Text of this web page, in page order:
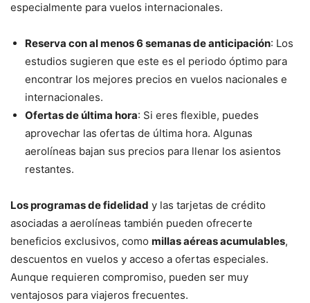
especialmente para vuelos internacionales.
Reserva con al menos 6 semanas de anticipación: Los
estudios sugieren que este es el periodo óptimo para
encontrar los mejores precios en vuelos nacionales e
internacionales.
Ofertas de última hora: Si eres flexible, puedes
aprovechar las ofertas de última hora. Algunas
aerolíneas bajan sus precios para llenar los asientos
restantes.
Los programas de fidelidad y las tarjetas de crédito
asociadas a aerolíneas también pueden ofrecerte
beneficios exclusivos, como millas aéreas acumulables,
descuentos en vuelos y acceso a ofertas especiales.
Aunque requieren compromiso, pueden ser muy
ventajosos para viajeros frecuentes.